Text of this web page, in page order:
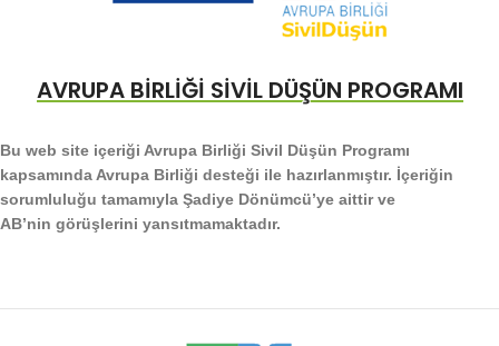
AVRUPA BİRLİĞİ SİVİL DÜŞÜN PROGRAMI
Bu web site içeriği Avrupa Birliği Sivil Düşün Programı
kapsamında Avrupa Birliği desteği ile hazırlanmıştır. İçeriğin
sorumluluğu tamamıyla Şadiye Dönümcü’ye aittir ve
AB’nin görüşlerini yansıtmamaktadır.